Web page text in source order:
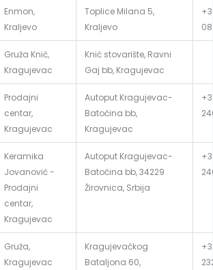
Enmon,
Kraljevo
Toplice Milana 5,
Kraljevo
Gruža Knić,
Kragujevac
Knić stovarište, Ravni
Gaj bb, Kragujevac
Prodajni
centar,
Kragujevac
Autoput Kragujevac-
Batočina bb,
Kragujevac
Keramika
Jovanović -
Prodajni
centar,
Kragujevac
Autoput Kragujevac-
Batočina bb, 34229
Žirovnica, Srbija
Gruža,
Kragujevac
Kragujevačkog
Bataljona 60,